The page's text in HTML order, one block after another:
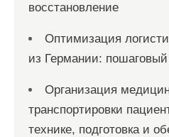
восстановление
Оптимизация
из Германии:
Организация
транспортировки
технике, подготовка и